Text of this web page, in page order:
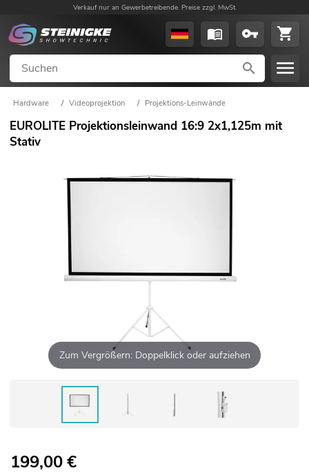
Verkauf nur an Gewerbetreibende. Preise zzgl. MwSt.
Hardware / Videoprojektion / Projektions-Leinwände
EUROLITE Projektionsleinwand 16:9 2x1,125m mit
Stativ
Zum Vergrößern: Doppelklick oder aufziehen
199,00€